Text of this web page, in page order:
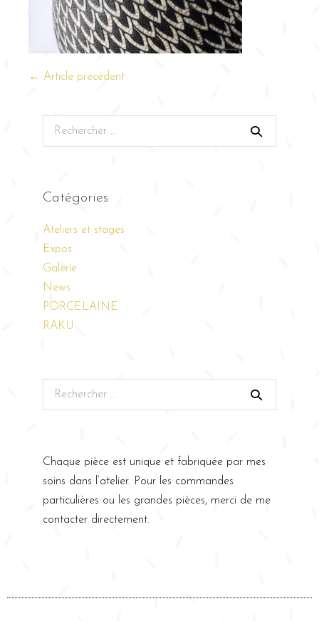
← Article précédent
Catégories
Ateliers et stages
Expos
Galerie
News
PORCELAINE
RAKU
Chaque pièce est unique et fabriquée par mes
soins dans l’atelier. Pour les commandes
particulières ou les grandes pièces, merci de me
contacter directement.